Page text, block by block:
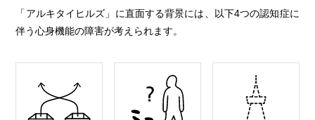
「アルキタイヒルズ」に直面する背景には、
以下4つの認知症に
伴う心身機能の障害が考えられます。